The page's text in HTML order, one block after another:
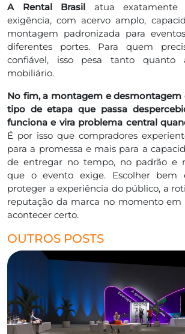
A Rental Brasil atua exatamente
exigência, com acervo amplo,
montagem padronizada para
diferentes portes. Para quem
confiável, isso pesa tanto quanto
mobiliário.
No fim, a montagem e
tipo de etapa que passa
funciona e vira problema central
É por isso que compradores
para a promessa e mais para a
de entregar no tempo, no padrão e
que o evento exige. Escolher bem
proteger a experiência do público, a
reputação da marca no momento em
acontecer certo.
OUTROS POSTS